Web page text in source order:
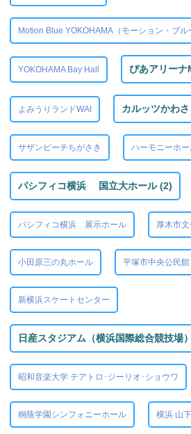
Motion Blue YOKOHAMA（モーション・ブル
YOKOHAMA Bay Hall ぴあアリーナ
よみうりランドWAI カルッツかわ
サザンビーチちがさき ハーモニーホー
パシフィコ横浜 国立大ホール (2)
パシフィコ横浜 展示ホール 厚木市
小田原三の丸ホール 平塚市中央公民館
新横浜スケートセンター
日産スタジアム（横浜国際総合競技場
昭和音楽大学 テアトロ･ジーリオ･ショウワ
桐蔭学園シンフォニーホール 横浜 山